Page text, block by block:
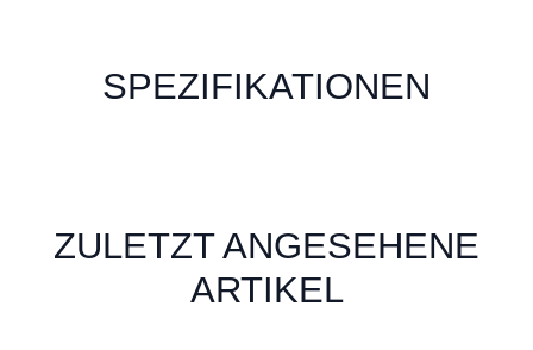
SPEZIFIKATIONEN
ZULETZT ANGESEHENE
ARTIKEL